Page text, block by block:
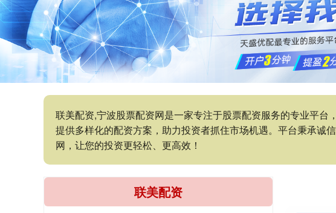
联美配资,宁波股票配资网是一家专注于股票配资服务的专业平
提供多样化的配资方案，助力投资者抓住市场机遇。平台秉承诚
网，让您的投资更轻松、更高效！
联美配资